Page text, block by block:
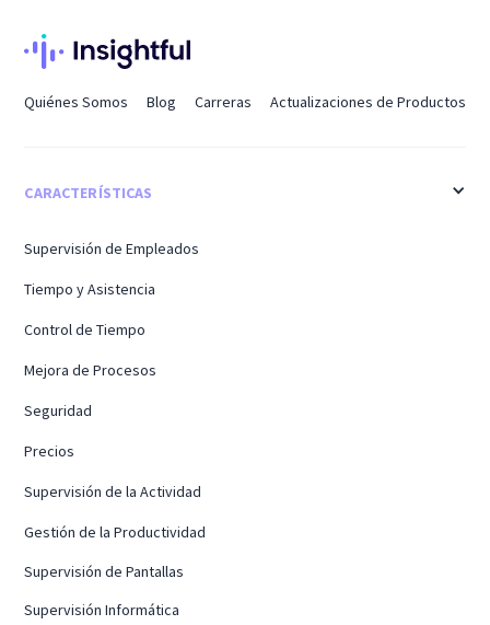
Quiénes Somos Blog Carreras Actualizaciones de Productos
CARACTERÍSTICAS
Supervisión de Empleados
Tiempo y Asistencia
Control de Tiempo
Mejora de Procesos
Seguridad
Precios
Supervisión de la Actividad
Gestión de la Productividad
Supervisión de Pantallas
Supervisión Informática